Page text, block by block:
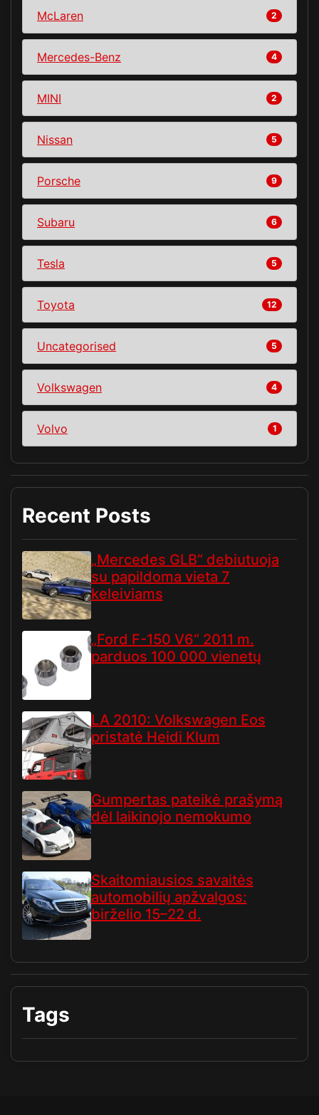
McLaren 2
Mercedes-Benz 4
MINI 2
Nissan 5
Porsche 9
Subaru 6
Tesla 5
Toyota 12
Uncategorised 5
Volkswagen 4
Volvo 1
Recent Posts
„Mercedes GLB“ debiutuoja
su papildoma vieta 7
keleiviams
„Ford F-150 V6“ 2011 m.
parduos 100 000 vienetų
LA 2010: Volkswagen Eos
pristatė Heidi Klum
Gumpertas pateikė prašymą
dėl laikinojo nemokumo
Skaitomiausios savaitės
automobilių apžvalgos:
birželio 15–22 d.
Tags